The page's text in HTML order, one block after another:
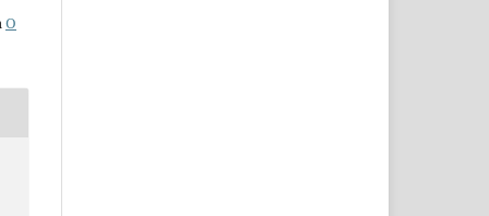
O